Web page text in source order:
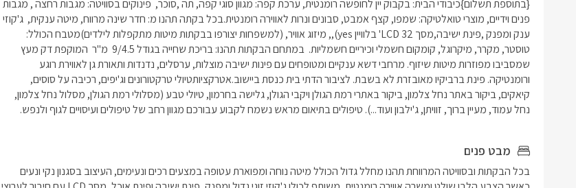
נחל עמוד, מעיין ברוך, זוויתן, ג'ילבון ועוד...). טיפולים בתיאום מראש נשמח לקבוע עבורכם מגוון רחב של טיפולים ועיסויים לגוף ולנפש.
מבט פנים